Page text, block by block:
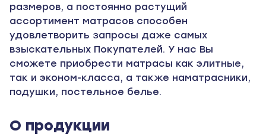
размеров, а постоянно растущий
ассортимент матрасов способен
удовлетворить запросы даже самых
взыскательных Покупателей. У нас Вы
сможете приобрести матрасы как элитные,
так и эконом-класса, а также наматрасники,
подушки, постельное белье.
О продукции